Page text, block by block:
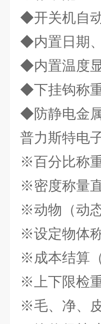
◆开关机自
◆内置日期
◆内置温度
◆下挂钩称
◆防静电金
普力斯特电
※百分比称
※密度称量
※动物（动
※设定物体
※成本结算
※上下限检
※毛、净、